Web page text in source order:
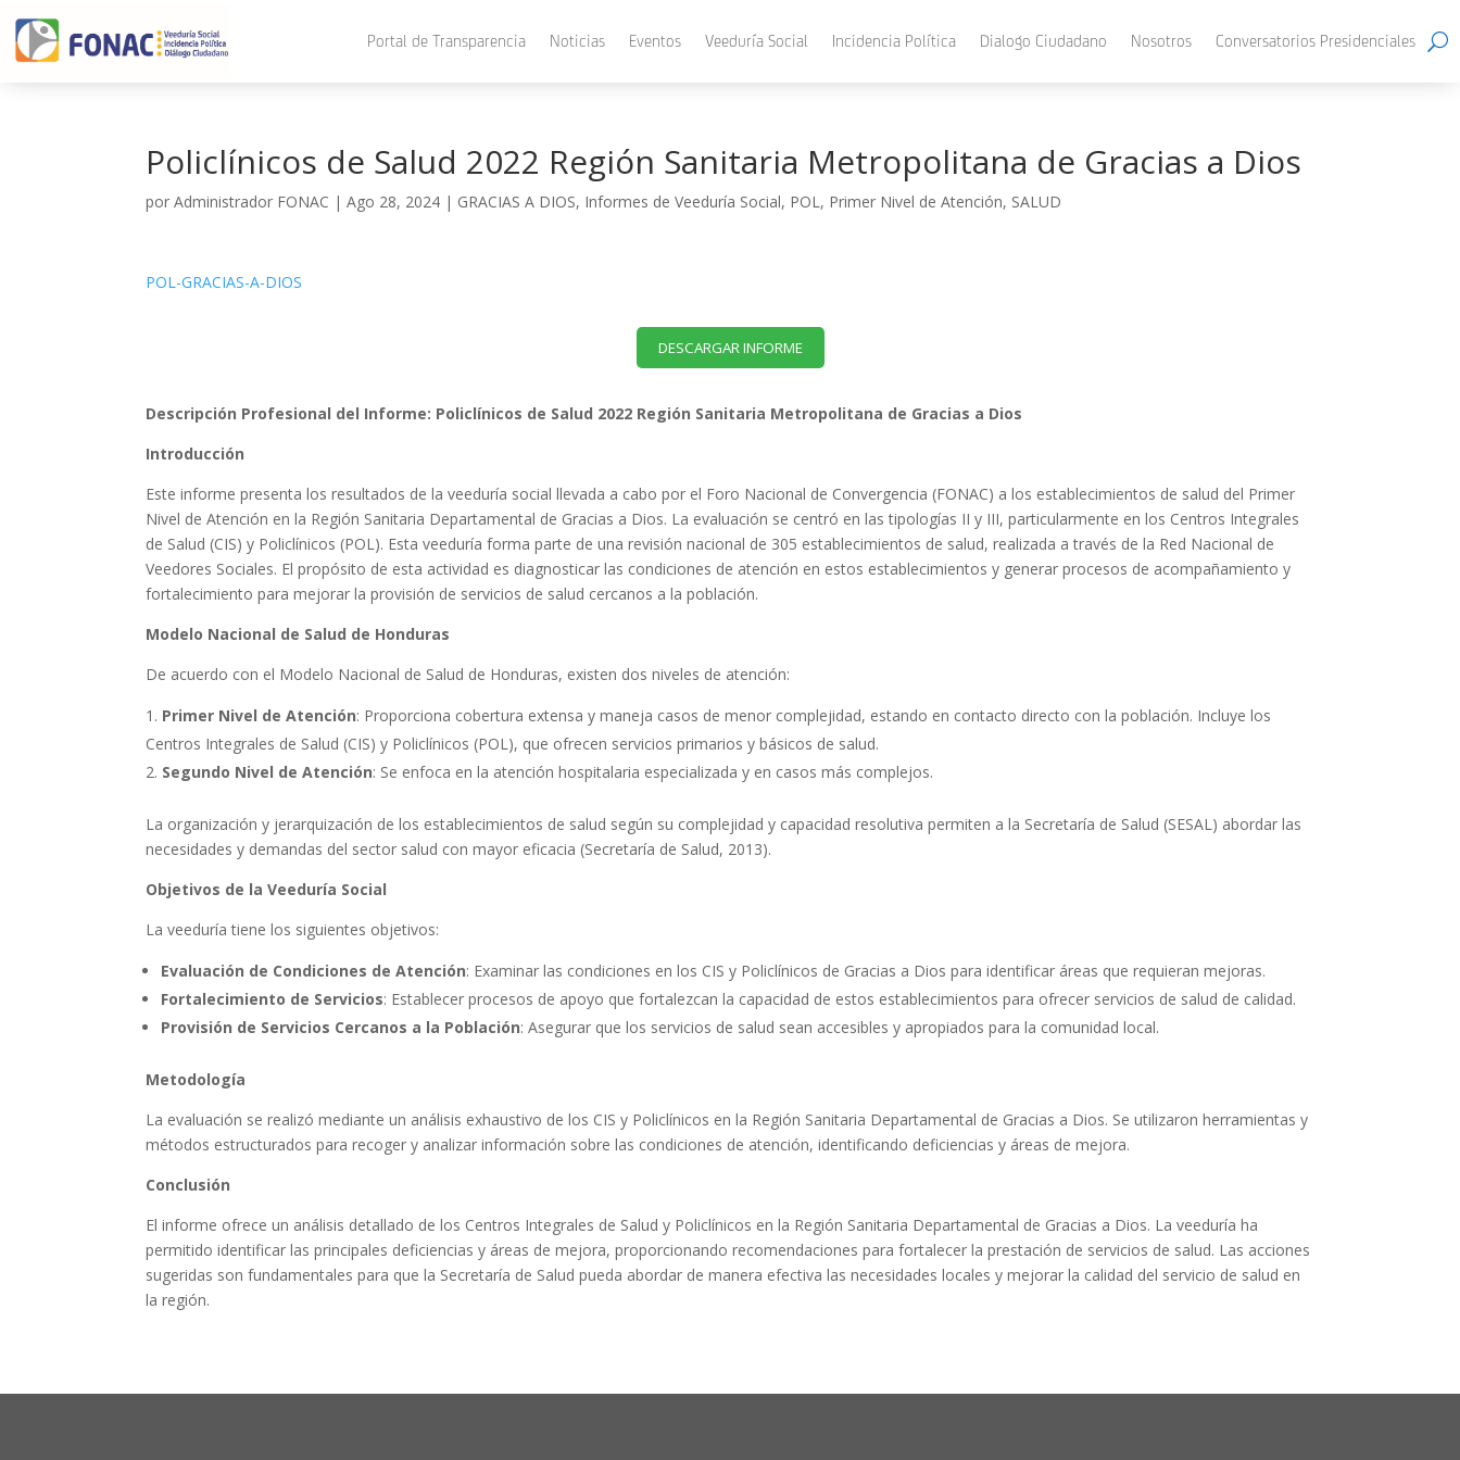
Portal de Transparencia Noticias Eventos Veeduría Social Incidencia Política Dialogo Ciudadano Nosotros Conversatorios Presidenciales
Policlínicos de Salud 2022 Región Sanitaria Metropolitana de Gracias a Dios
porAdministrador FONAC |Ago 28, 2024 | GRACIAS A DIOS, Informes de Veeduría Social, POL, Primer Nivel de Atención, SALUD
POL-GRACIAS-A-DIOS
DESCARGAR INFORME
Descripción Profesional del Informe: Policlínicos de Salud 2022 Región Sanitaria Metropolitana de Gracias a Dios
Introducción
Este informe presenta los resultados de la veeduría social llevada a cabo por el Foro Nacional de Convergencia (FONAC) a los establecimientos de salud del Primer
Nivel de Atención en la Región Sanitaria Departamental de Gracias a Dios. La evaluación se centró en las tipologías II y III, particularmente en los Centros Integrales
de Salud (CIS) y Policlínicos (POL). Esta veeduría forma parte de una revisión nacional de 305 establecimientos de salud, realizada a través de la Red Nacional de
Veedores Sociales. El propósito de esta actividad es diagnosticar las condiciones de atención en estos establecimientos y generar procesos de acompañamiento y
fortalecimiento para mejorar la provisión de servicios de salud cercanos a la población.
Modelo Nacional de Salud de Honduras
De acuerdo con el Modelo Nacional de Salud de Honduras, existen dos niveles de atención:
Primer Nivel de Atención: Proporciona cobertura extensa y maneja casos de menor complejidad, estando en contacto directo con la población. Incluye los
Centros Integrales de Salud (CIS) y Policlínicos (POL), que ofrecen servicios primarios y básicos de salud.
Segundo Nivel de Atención: Se enfoca en la atención hospitalaria especializada y en casos más complejos.
La organización y jerarquización de los establecimientos de salud según su complejidad y capacidad resolutiva permiten a la Secretaría de Salud (SESAL) abordar las
necesidades y demandas del sector salud con mayor eficacia (Secretaría de Salud, 2013).
Objetivos de la Veeduría Social
La veeduría tiene los siguientes objetivos:
Evaluación de Condiciones de Atención: Examinar las condiciones en los CIS y Policlínicos de Gracias a Dios para identificar áreas que requieran mejoras.
Fortalecimiento de Servicios: Establecer procesos de apoyo que fortalezcan la capacidad de estos establecimientos para ofrecer servicios de salud de calidad.
Provisión de Servicios Cercanos a la Población: Asegurar que los servicios de salud sean accesibles y apropiados para la comunidad local.
Metodología
La evaluación se realizó mediante un análisis exhaustivo de los CIS y Policlínicos en la Región Sanitaria Departamental de Gracias a Dios. Se utilizaron herramientas y
métodos estructurados para recoger y analizar información sobre las condiciones de atención, identificando deficiencias y áreas de mejora.
Conclusión
El informe ofrece un análisis detallado de los Centros Integrales de Salud y Policlínicos en la Región Sanitaria Departamental de Gracias a Dios. La veeduría ha
permitido identificar las principales deficiencias y áreas de mejora, proporcionando recomendaciones para fortalecer la prestación de servicios de salud. Las acciones
sugeridas son fundamentales para que la Secretaría de Salud pueda abordar de manera efectiva las necesidades locales y mejorar la calidad del servicio de salud en
la región.